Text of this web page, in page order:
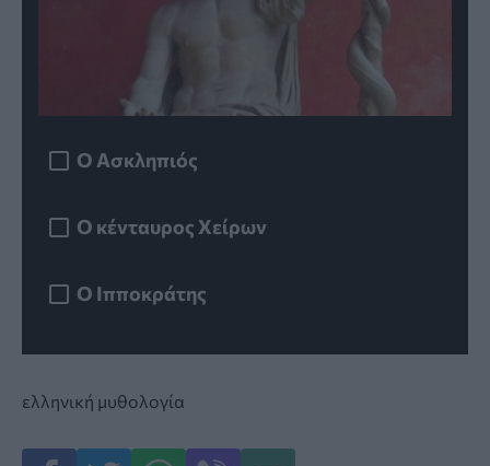
Ο Ασκληπιός
Ο κένταυρος Χείρων
Ο Ιπποκράτης
ελληνική μυθολογία